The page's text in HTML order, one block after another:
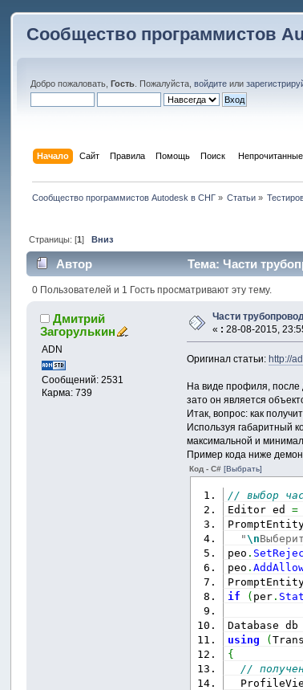
Сообщество программистов
Добро пожаловать,Гость . Пожалуйста,войдите или
Начало Сайт Правила Помощь Поиск Непрочитанные
Сообщество программистов Autodesk в СНГ» Статьи »
Страницы: [1] Вниз
Автор Тема: Части
0 Пользователей и 1 Гость просматривают эту тему.
Дмитрий
Загорулькин
ADN
Сообщений: 2531
Карма: 739
Части
« : 28-08-2015,
Оригинал статьи:http://
На виде профиля, после
зато он является
Итак, вопрос: как
Используя габаритный
максимальной и
Пример кода ниже
Код - C#[Выбрать]
// выбор
Editor ed =
"\n
peo .
peo .
if
( per .
Database
using
(
{
//